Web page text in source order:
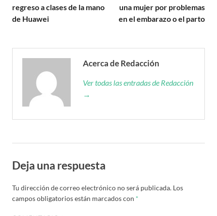
regreso a clases de la mano
de Huawei
una mujer por problemas
en el embarazo o el parto
Acerca de Redacción
Ver todas las entradas de Redacción
→
Deja una respuesta
Tu dirección de correo electrónico no será publicada. Los
campos obligatorios están marcados con *